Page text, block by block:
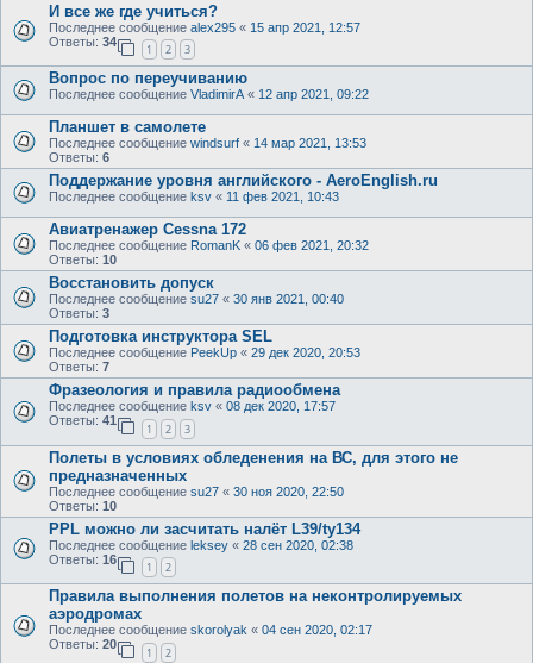
И все же где учиться?
Последнее сообщение alex295 « 15 апр 2021, 12:57
Ответы: 34
1 2 3
Вопрос по переучиванию
Последнее сообщение VladimirA « 12 апр 2021, 09:22
Планшет в самолете
Последнее сообщение windsurf « 14 мар 2021, 13:53
Ответы: 6
Поддержание уровня английского - AeroEnglish.ru
Последнее сообщение ksv « 11 фев 2021, 10:43
Авиатренажер Cessna 172
Последнее сообщение RomanK « 06 фев 2021, 20:32
Ответы: 10
Восстановить допуск
Последнее сообщение su27 « 30 янв 2021, 00:40
Ответы: 3
Подготовка инструктора SEL
Последнее сообщение PeekUp « 29 дек 2020, 20:53
Ответы: 7
Фразеология и правила радиообмена
Последнее сообщение ksv « 08 дек 2020, 17:57
Ответы: 41
1 2 3
Полеты в условиях обледенения на ВС, для этого не
предназначенных
Последнее сообщение su27 « 30 ноя 2020, 22:50
Ответы: 10
PPL можно ли засчитать налёт L39/ty134
Последнее сообщение leksey « 28 сен 2020, 02:38
Ответы: 16
1 2
Правила выполнения полетов на неконтролируемых
аэродромах
Последнее сообщение skorolyak « 04 сен 2020, 02:17
Ответы: 20
1 2